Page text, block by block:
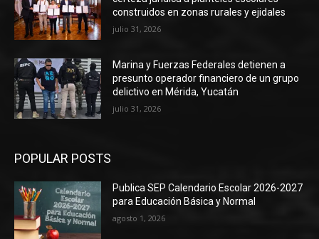
construidos en zonas rurales y ejidales
julio 31, 2026
Marina y Fuerzas Federales detienen a
presunto operador financiero de un grupo
delictivo en Mérida, Yucatán
julio 31, 2026
POPULAR POSTS
Publica SEP Calendario Escolar 2026-2027
para Educación Básica y Normal
agosto 1, 2026